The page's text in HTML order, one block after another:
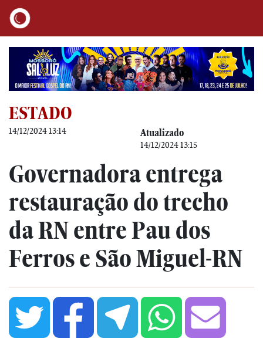
ESTADO
14/12/2024 13:14 Atualizado
14/12/2024 13:15
Governadora entrega
restauração do trecho
da RN entre Pau dos
Ferros e São Miguel-RN